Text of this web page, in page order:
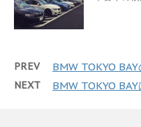
PREV BMW TOKYO
NEXT BMW TOKYO